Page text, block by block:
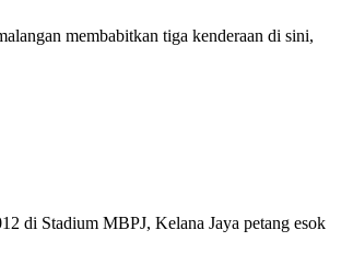
membabitkan tiga kenderaan di sini,
di Stadium MBPJ, Kelana Jaya petang esok